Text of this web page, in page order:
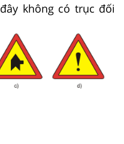
không có trục đối